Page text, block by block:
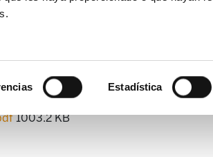
Estadística
1003.2 KB